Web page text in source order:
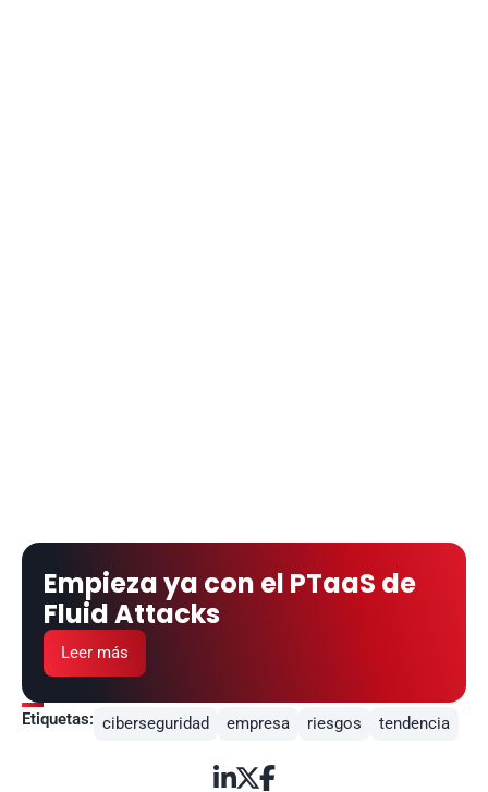
Empieza ya con el PTaaS de
Fluid Attacks
Leer más
Etiquetas: ciberseguridad empresa riesgos tendencia
